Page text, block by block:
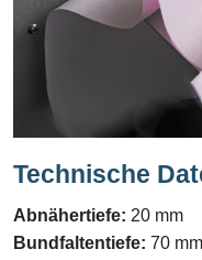
Technische
Abnähertiefe: 20 mm
Bundfaltentiefe: 70